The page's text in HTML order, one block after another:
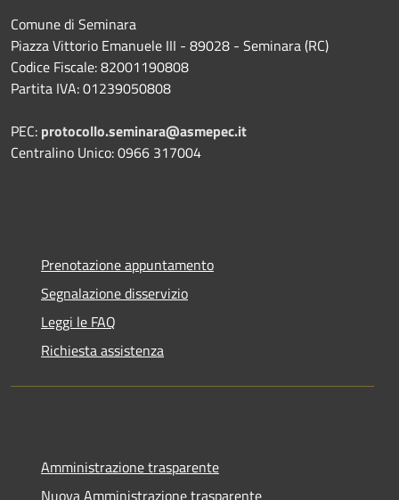
Comune di Seminara
Piazza Vittorio Emanuele III - 89028 - Seminara (RC)
Codice Fiscale: 82001190808
Partita IVA: 01239050808
PEC: protocollo.seminara@asmepec.it
Centralino Unico: 0966 317004
Prenotazione appuntamento
Segnalazione disservizio
Leggi le FAQ
Richiesta assistenza
Amministrazione trasparente
Nuova Amministrazione trasparente